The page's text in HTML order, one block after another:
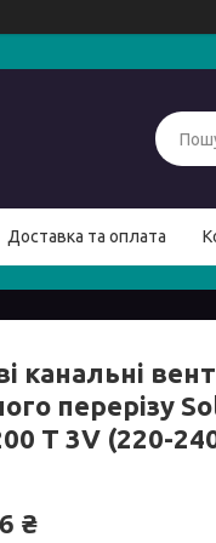
Доставка та оплата
канальні
перерізу
T 3V (220-
₴